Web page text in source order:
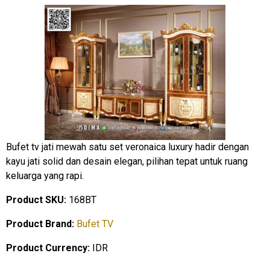
Bufet tv jati mewah satu set veronaica luxury hadir dengan
kayu jati solid dan desain elegan, pilihan tepat untuk ruang
keluarga yang rapi.
Product SKU: 168BT
Product Brand: Bufet TV
Product Currency: IDR